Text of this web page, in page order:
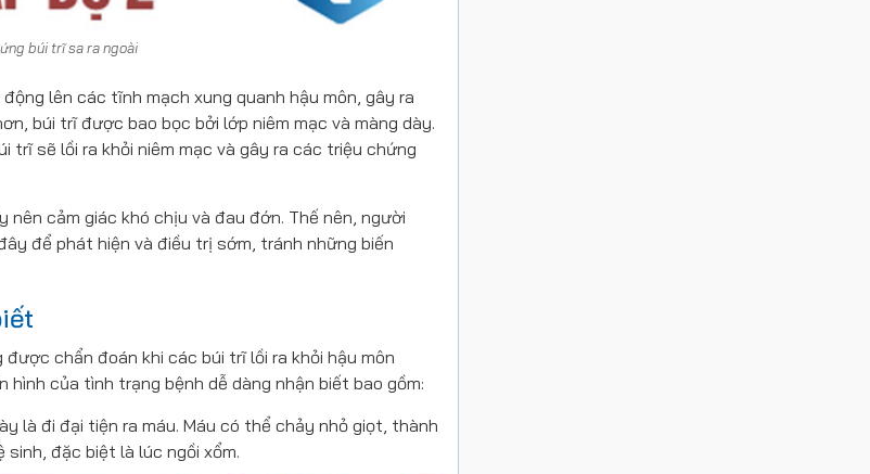
búi trĩ sa ra ngoài
lên các tĩnh mạch xung quanh hậu môn, gây ra
búi trĩ được bao bọc bởi lớp niêm mạc và màng dày.
sẽ lồi ra khỏi niêm mạc và gây ra các triệu chứng
cảm giác khó chịu và đau đớn. Thế nên, người
để phát hiện và điều trị sớm, tránh những biến
chẩn đoán khi các búi trĩ lồi ra khỏi hậu môn
của tình trạng bệnh dễ dàng nhận biết bao gồm:
là đi đại tiện ra máu. Máu có thể chảy nhỏ giọt, thành
đặc biệt là lúc ngồi xổm.